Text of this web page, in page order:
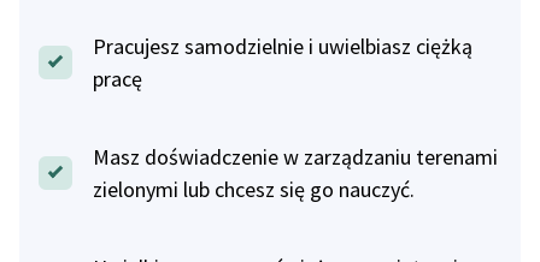
Pracujesz samodzielnie i uwielbiasz ciężką
pracę
Masz doświadczenie w zarządzaniu terenami
zielonymi lub chcesz się go nauczyć.